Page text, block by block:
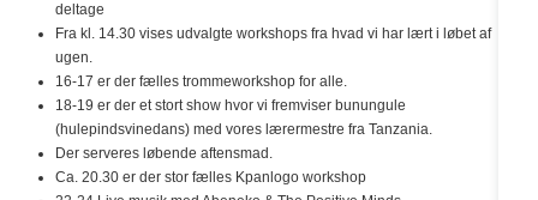
deltage
Fra kl. 14.30 vises udvalgte workshops fra hvad vi har lært i løbet af
ugen.
16-17 er der fælles trommeworkshop for alle.
18-19 er der et stort show hvor vi fremviser bunungule
(hulepindsvinedans) med vores lærermestre fra Tanzania.
Der serveres løbende aftensmad.
Ca. 20.30 er der stor fælles Kpanlogo workshop